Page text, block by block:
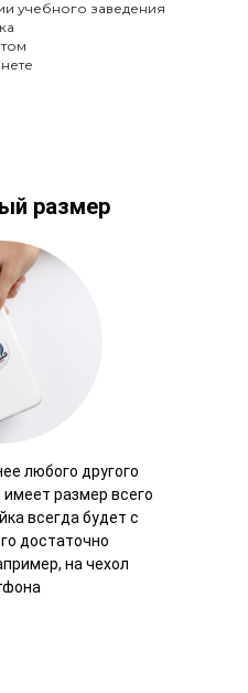
учебного заведения
размер
любого другого
размер всего
всегда будет с
достаточно
на чехол